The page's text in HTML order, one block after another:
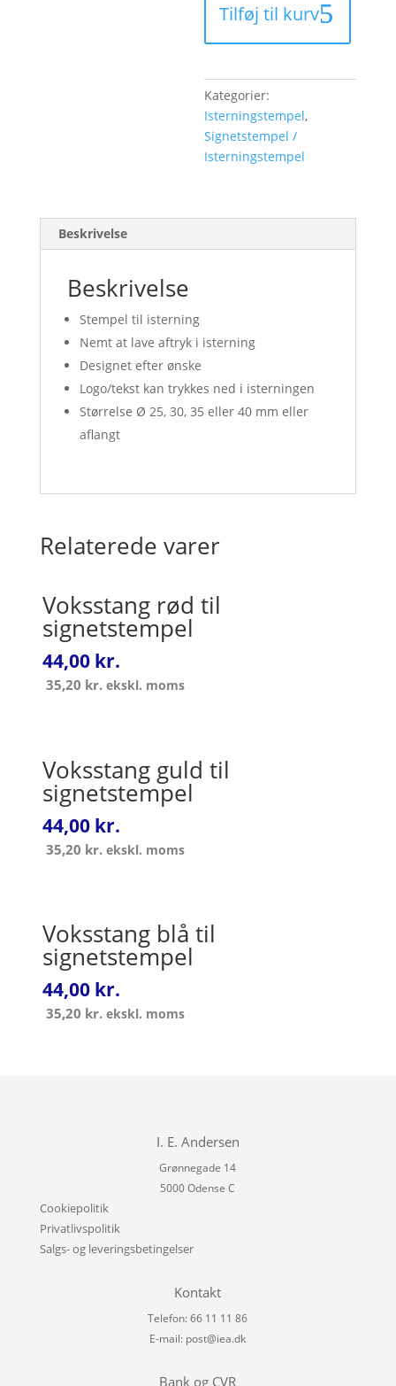
Tilføj til kurv
Kategorier:
Isterningstempel,
Signetstempel /
Isterningstempel
Beskrivelse
Beskrivelse
Stempel til isterning
Nemt at lave aftryk i isterning
Designet efter ønske
Logo/tekst kan trykkes ned i isterningen
Størrelse Ø 25, 30, 35 eller 40 mm eller
aflangt
Relaterede varer
Voksstang rød til
signetstempel
44,00 kr.
35,20 kr. ekskl. moms
Voksstang guld til
signetstempel
44,00 kr.
35,20 kr. ekskl. moms
Voksstang blå til
signetstempel
44,00 kr.
35,20 kr. ekskl. moms
I. E. Andersen
Grønnegade 14
5000 Odense C
Cookiepolitik
Privatlivspolitik
Salgs- og leveringsbetingelser
Kontakt
Telefon: 66 11 11 86
E-mail: post@iea.dk
Bank og CVR